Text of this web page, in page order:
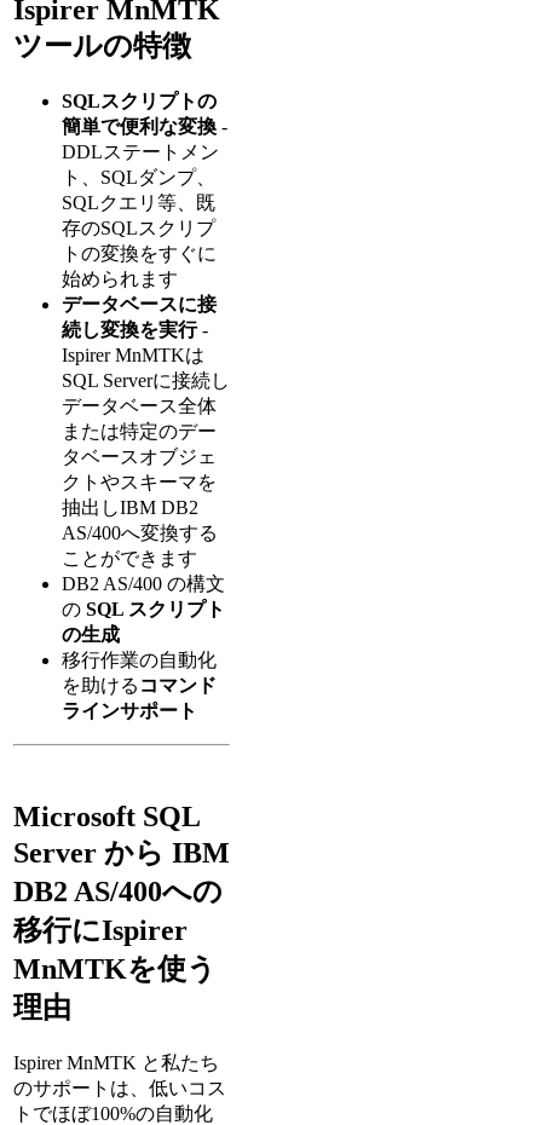
Ispirer MnMTK
ツールの特徴
SQLスクリプトの
簡単で便利な変換 -
DDLステートメン
ト、SQLダンプ、
SQLクエリ等、既
存のSQLスクリプ
トの変換をすぐに
始められます
データベースに接
続し変換を実行-
Ispirer MnMTKは
SQL Serverに接続し
データベース全体
または特定のデー
タベースオブジェ
クトやスキーマを
抽出しIBM DB2
AS/400へ変換する
ことができます
DB2 AS/400 の構文
の SQL スクリプト
の生成
移行作業の自動化
を助ける コマンド
ラインサポート
Microsoft SQL
Server から IBM
DB2 AS/400への
移行にIspirer
MnMTKを使う
理由
Ispirer MnMTK と私たち
のサポートは、低いコス
トでほぼ100%の自動化